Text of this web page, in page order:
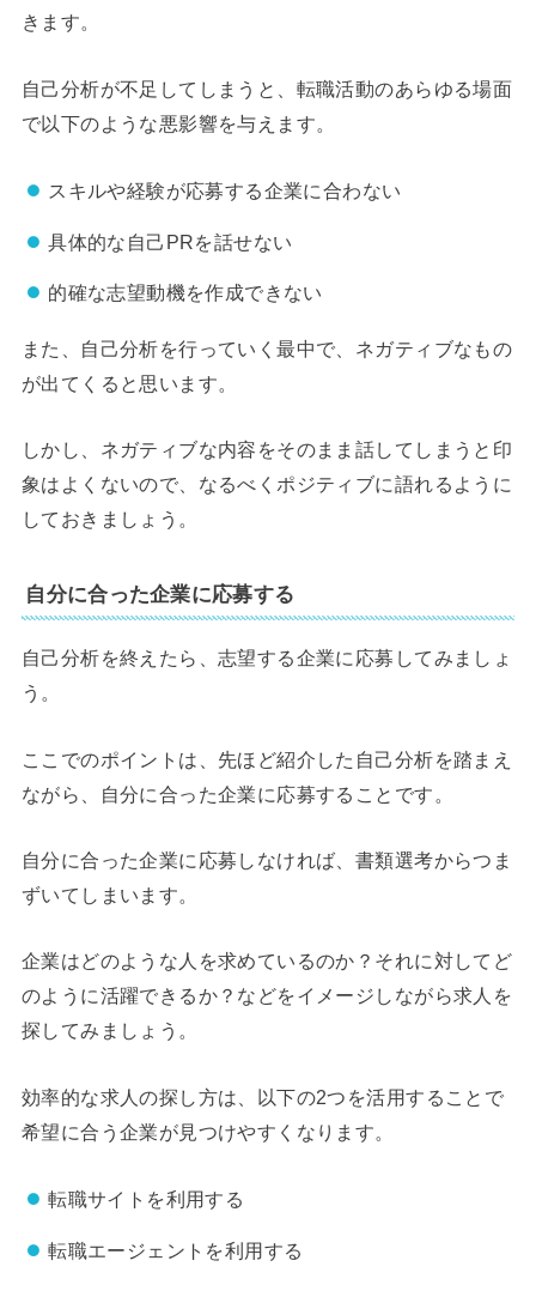
きます。
自己分析が不足してしまうと、転職活動のあらゆる場面
で以下のような悪影響を与えます。
スキルや経験が応募する企業に合わない
具体的な自己PRを話せない
的確な志望動機を作成できない
また、自己分析を行っていく最中で、ネガティブなもの
が出てくると思います。
しかし、ネガティブな内容をそのまま話してしまうと印
象はよくないので、なるべくポジティブに語れるように
しておきましょう。
自分に合った企業に応募する
自己分析を終えたら、志望する企業に応募してみましょ
う。
ここでのポイントは、先ほど紹介した自己分析を踏まえ
ながら、自分に合った企業に応募することです。
自分に合った企業に応募しなければ、書類選考からつま
ずいてしまいます。
企業はどのような人を求めているのか？それに対してど
のように活躍できるか？などをイメージしながら求人を
探してみましょう。
効率的な求人の探し方は、以下の2つを活用することで
希望に合う企業が見つけやすくなります。
転職サイトを利用する
転職エージェントを利用する